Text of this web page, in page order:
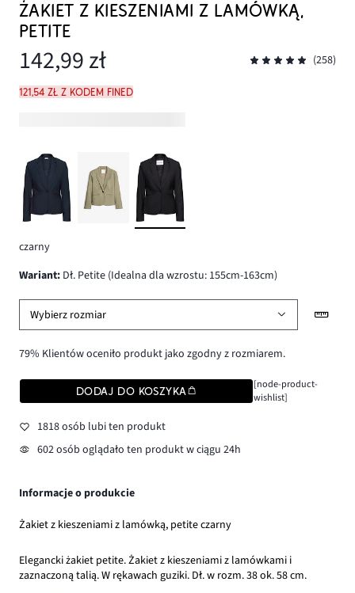
ŻAKIET Z KIESZENIAMI Z LAMÓWKĄ,
PETITE
142,99 zł (258)
121,54 zł z kodem FINED
czarny
wariant: Dł. Petite (Idealna dla wzrostu: 155cm-163cm)
Wybierz rozmiar
79% Klientów oceniło produkt jako zgodny z rozmiarem.
DODAJ DO KOSZYKA
[node-product-
wishlist]
1818 osób lubi ten produkt
602 osób oglądało ten produkt w ciągu 24h
Informacje o produkcie
Żakiet z kieszeniami z lamówką, petite czarny
Elegancki żakiet petite. Żakiet z kieszeniami z lamówkami i
zaznaczoną talią. W rękawach guziki. Dł. w rozm. 38 ok. 58 cm.